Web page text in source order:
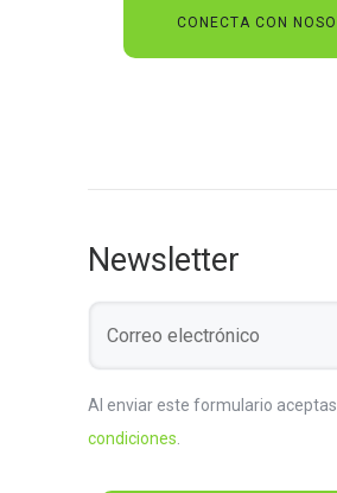
Newsletter
Al enviar este formulario aceptas
condiciones